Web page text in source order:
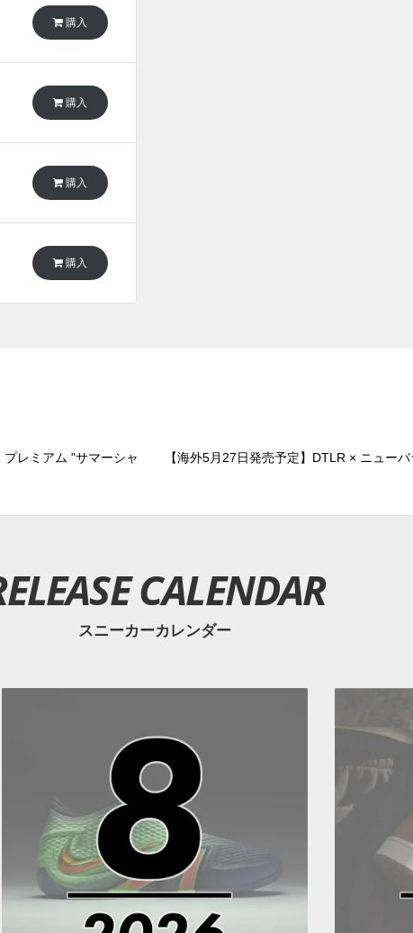
購入
購入
購入
購入
レミアム "サマーシャ
【海外5月27日発売予定】DTLR × ニュー
CALENDAR
スニーカーカレンダー